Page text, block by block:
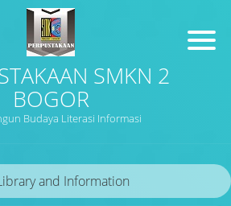
SMKN 2
BOGOR
Budaya Literasi Informasi